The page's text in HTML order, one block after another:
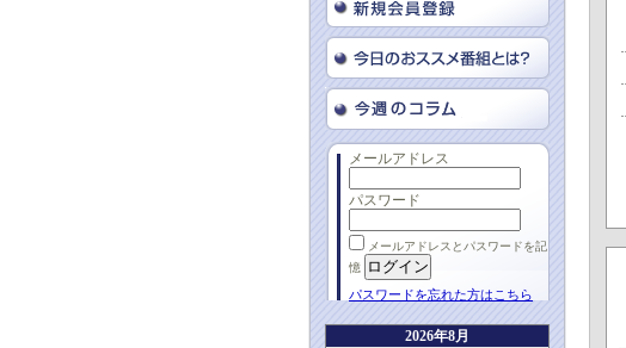
メールアドレス
パスワード
メールアドレスとパスワードを記
憶
パスワードを忘れた方はこちら
2026年8月